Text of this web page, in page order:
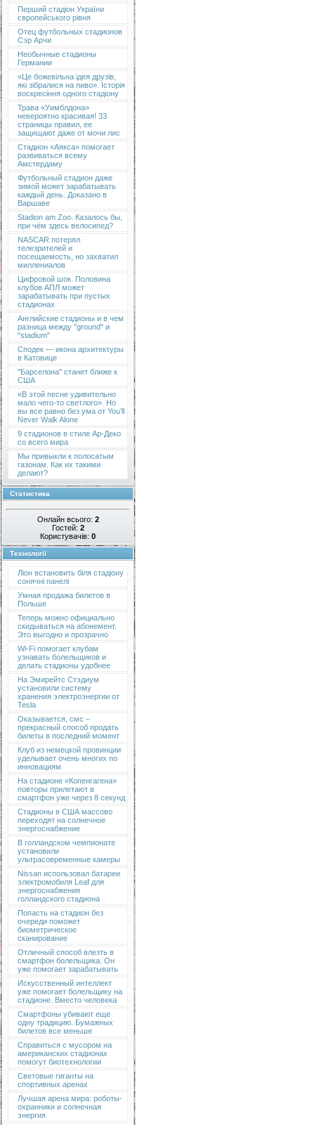
Перший стадіон України
європейського рівня
Отец футбольных стадионов
Сэр Арчи
Необычные стадионы
Германии
«Це божевільна ідея друзів,
які зібралися на пиво». Історія
воскресіння одного стадіону
Трава «Уимблдона»
невероятно красивая! 33
страницы правил, ее
защищают даже от мочи лис
Стадион «Аякса» помогает
развиваться всему
Амстердаму
Футбольный стадион даже
зимой может зарабатывать
каждый день. Доказано в
Варшаве
Stadion am Zoo. Казалось бы,
при чём здесь велосипед?
NASCAR потерял
телезрителей и
посещаемость, но захватил
миллениалов
Цифровой шок. Половина
клубов АПЛ может
зарабатывать при пустых
стадионах
Английские стадионы и в чем
разница между "ground" и
"stadium"
Сподек — икона архитектуры
в Катовице
"Барселона" станет ближе к
США
«В этой песне удивительно
мало чего-то светлого». Но
вы все равно без ума от You’ll
Never Walk Alone
9 стадионов в стиле Ар-Деко
со всего мира
Мы привыкли к полосатым
газонам. Как их такими
делают?
Статистика
Онлайн всього: 2
Гостей: 2
Користувачів: 0
Технології
Ліон встановить біля стадіону
сонячні панелі
Умная продажа билетов в
Польше
Теперь можно официально
скидываться на абонемент.
Это выгодно и прозрачно
Wi-Fi помогает клубам
узнавать болельщиков и
делать стадионы удобнее
На Эмирейтс Стэдиум
установили систему
хранения электроэнергии от
Tesla
Оказывается, смс –
прекрасный способ продать
билеты в последний момент
Клуб из немецкой провинции
уделывает очень многих по
инновациям
На стадионе «Копенгагена»
повторы прилетают в
смартфон уже через 8 секунд
Стадионы в США массово
переходят на солнечное
энергоснабжение
В голландском чемпионате
установили
ультрасовременные камеры
Nissan использовал батареи
электромобиля Leaf для
энергоснабжения
голландского стадиона
Попасть на стадион без
очереди поможет
биометрическое
сканирование
Отличный способ влезть в
смартфон болельщика. Он
уже помогает зарабатывать
Искусственный интеллект
уже помогает болельщику на
стадионе. Вместо человека
Смартфоны убивают еще
одну традицию. Бумажных
билетов все меньше
Справиться с мусором на
американских стадионах
помогут биотехнологии
Световые гиганты на
спортивных аренах
Лучшая арена мира: роботы-
охранники и солнечная
энергия